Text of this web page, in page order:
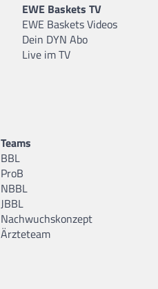
EWE Baskets TV
EWE Baskets Videos
Dein DYN Abo
Live im TV
Teams
BBL
ProB
NBBL
JBBL
Nachwuchskonzept
Ärzteteam